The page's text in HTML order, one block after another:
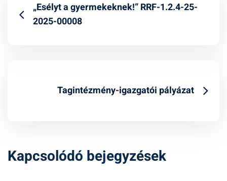
„Esélyt a gyermekeknek!” RRF-1.2.4-25-
2025-00008
Tagintézmény-igazgatói pályázat
Kapcsolódó bejegyzések